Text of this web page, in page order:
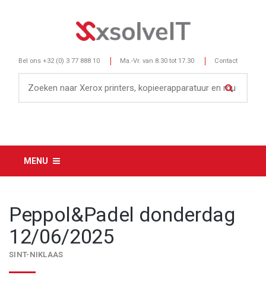
Bel ons +32 (0) 3 77 888 10 Ma.-Vr. van 8.30 tot 17.30 Contact
MENU
Peppol&Padel donderdag
12/06/2025
SINT-NIKLAAS